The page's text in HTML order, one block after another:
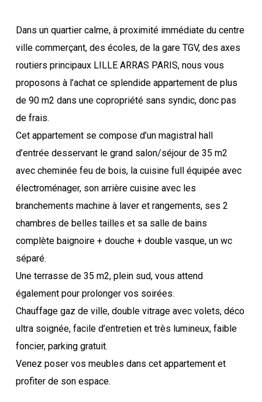
Dans un quartier calme, à proximité immédiate du centre
ville commerçant, des écoles, de la gare TGV, des axes
routiers principaux LILLE ARRAS PARIS, nous vous
proposons à l’achat ce splendide appartement de plus
de 90 m2 dans une copropriété sans syndic, donc pas
de frais.
Cet appartement se compose d’un magistral hall
d’entrée desservant le grand salon/séjour de 35 m2
avec cheminée feu de bois, la cuisine full équipée avec
électroménager, son arrière cuisine avec les
branchements machine à laver et rangements, ses 2
chambres de belles tailles et sa salle de bains
complète baignoire + douche + double vasque, un wc
séparé.
Une terrasse de 35 m2, plein sud, vous attend
également pour prolonger vos soirées.
Chauffage gaz de ville, double vitrage avec volets, déco
ultra soignée, facile d’entretien et très lumineux, faible
foncier, parking gratuit.
Venez poser vos meubles dans cet appartement et
profiter de son espace.